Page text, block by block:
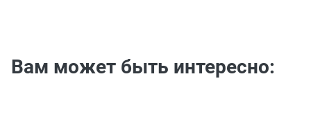
Вам может быть интересно: